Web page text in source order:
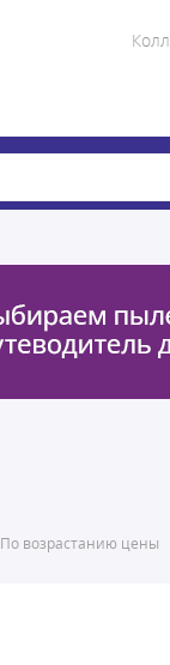
По возрастанию цены